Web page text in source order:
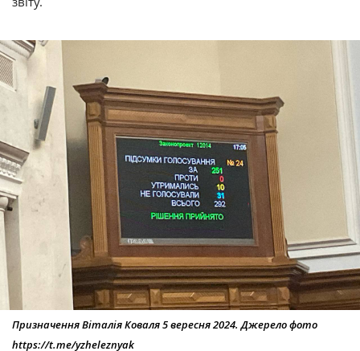
Призначення Віталія Коваля 5 вересня 2024. Джерело фото
https://t.me/yzheleznyak